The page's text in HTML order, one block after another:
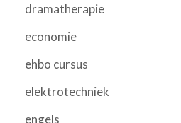
dramatherapie
economie
ehbo cursus
elektrotechniek
engels